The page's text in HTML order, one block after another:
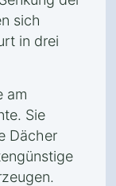
sich
in drei
am
Sie
Dächer